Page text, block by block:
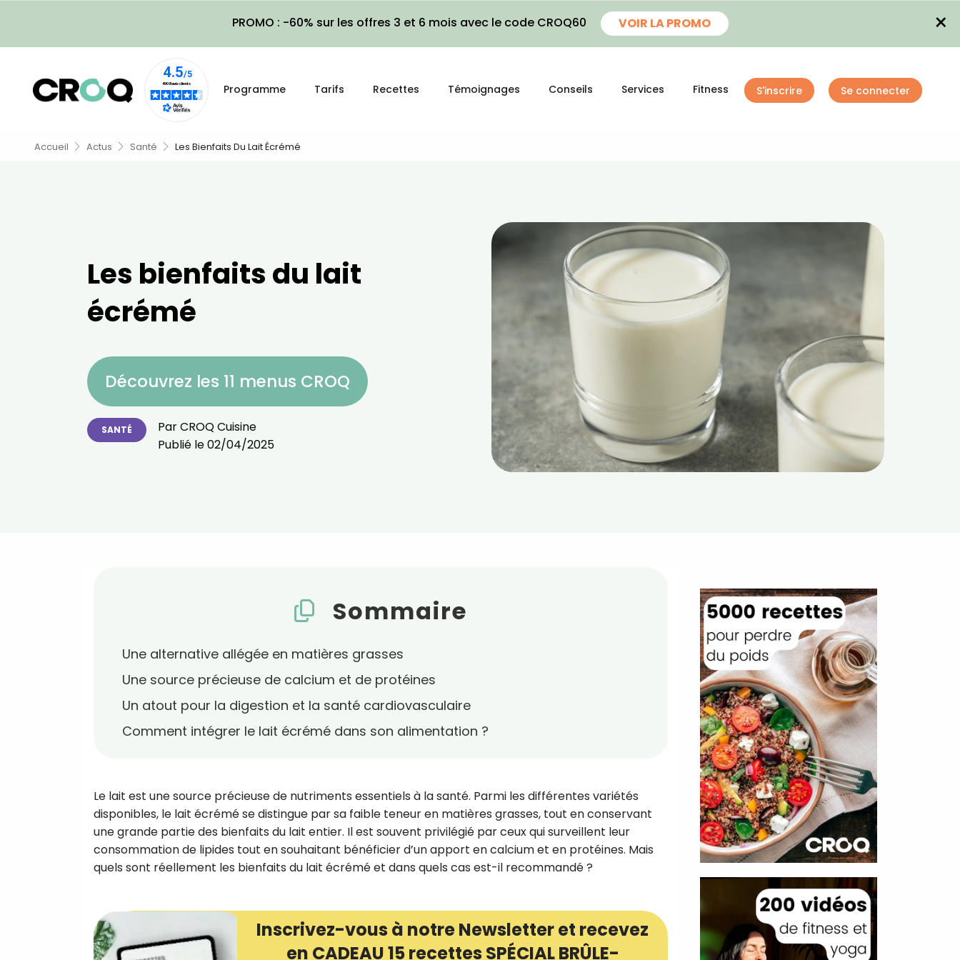
PROMO : -60% sur les offres 3 et 6 mois avec le code CROQ60 VOIR LA PROMO ×
Programme Tarifs Recettes Témoignages Conseils Services Fitness S'inscrire Se connecter
Accueil Actus Santé Les Bienfaits Du Lait Écrémé
Les bienfaits du lait
écrémé
Découvrez les 11 menus CROQ
SANTÉ ParCROQ Cuisine
Publié le02/04/2025
Sommaire
Une alternative allégée en matières grasses
Une source précieuse de calcium et de protéines
Un atout pour la digestion et la santé cardiovasculaire
Comment intégrer le lait écrémé dans son alimentation ?
Le lait est une source précieuse de nutriments essentiels à la santé. Parmi les différentes variétés
disponibles, le lait écrémé se distingue par sa faible teneur en matières grasses, tout en conservant
une grande partie des bienfaits du lait entier. Il est souvent privilégié par ceux qui surveillent leur
consommation de lipides tout en souhaitant bénéficier d’un apport en calcium et en protéines. Mais
quels sont réellement les bienfaits du lait écrémé et dans quels cas est-il recommandé ?
Inscrivez-vous à notre Newsletter et recevez
en CADEAU 15 recettes SPÉCIAL BRÛLE-